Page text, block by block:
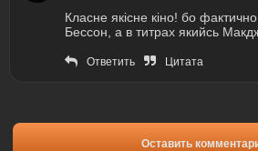
Класне якісне кіно! бо
Бессон, а в титрах якийсь
Ответить Цитата
Оставить